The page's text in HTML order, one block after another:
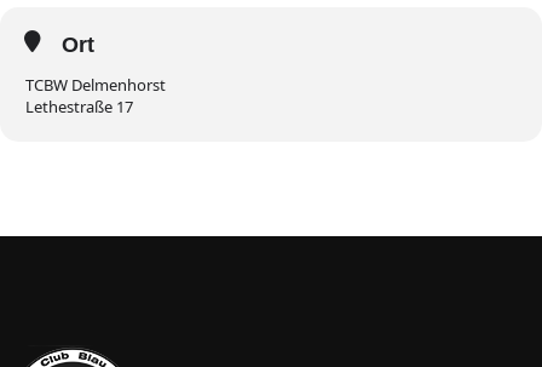
Ort
TCBW Delmenhorst
Lethestraße 17